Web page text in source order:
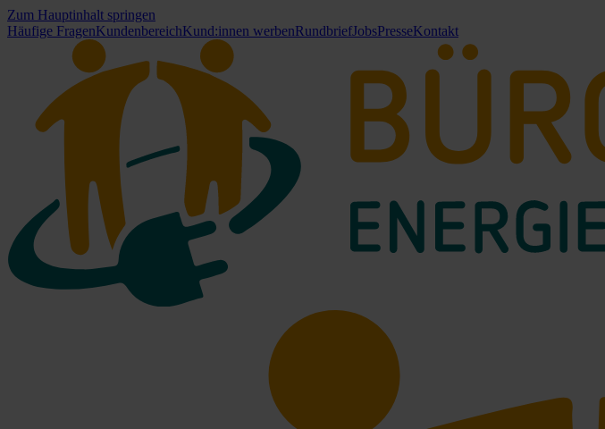
Zum Hauptinhalt springen
Häufige FragenKundenbereichKund:innen werbenRundbriefJobsPresseKontakt